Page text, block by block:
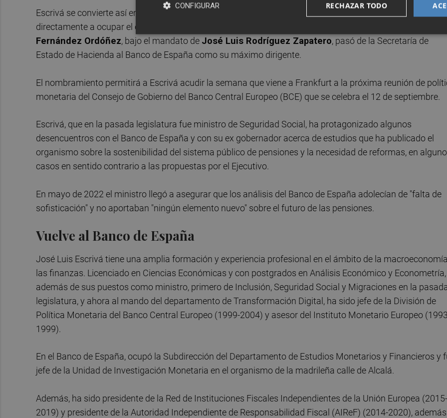
Escrivá se convierte así en el primer ministro en el ejercicio de sus funciones en la democracia que pasa
directamente a ocupar el cargo de gobernador. Solo existe un precedente parecido, cuando
Fernández Ordóñez, bajo el mandato de José Luis Rodríguez Zapatero, pasó de la Secretaría de
Estado de Hacienda al Banco de España como su máximo dirigente.
El nombramiento permitirá a Escrivá acudir la semana que viene a Frankfurt a la próxima reunión de
monetaria del Consejo de Gobierno del Banco Central Europeo (BCE) que se celebra el 12 de septiembre.
Escrivá, que en la pasada legislatura fue ministro de Seguridad Social, ha protagonizado algunos
desencuentros con el Banco de España y con su ex gobernador acerca de estudios que ha publicado el
organismo sobre la sostenibilidad del sistema público de pensiones y la necesidad de reformas, en
casos en sentido contrario a las propuestas por el Ejecutivo.
En mayo de 2022 el ministro llegó a asegurar que los análisis del Banco de España adolecían de "falta de
sofisticación" y no aportaban "ningún elemento nuevo" sobre el futuro de las pensiones.
Vuelve al Banco de España
José Luis Escrivá tiene una amplia formación y experiencia profesional en el ámbito de la
las finanzas. Licenciado en Ciencias Económicas y con postgrados en Análisis Económico y Econometría,
además de sus puestos como ministro, primero de Inclusión, Seguridad Social y Migraciones en la
legislatura, y ahora al mando del departamento de Transformación Digital, ha sido jefe de la División de
Política Monetaria del Banco Central Europeo (1999-2004) y asesor del Instituto Monetario Europeo
1999).
En el Banco de España, ocupó la Subdirección del Departamento de Estudios Monetarios y Financieros y
jefe de la Unidad de Investigación Monetaria en el organismo de la madrileña calle de Alcalá.
Además, ha sido presidente de la Red de Instituciones Fiscales Independientes de la Unión Europea (2015-
2019) y presidente de la Autoridad Independiente de Responsabilidad Fiscal (AIReF) (2014-2020), además
RECHAZAR TODO
CONFIGURAR